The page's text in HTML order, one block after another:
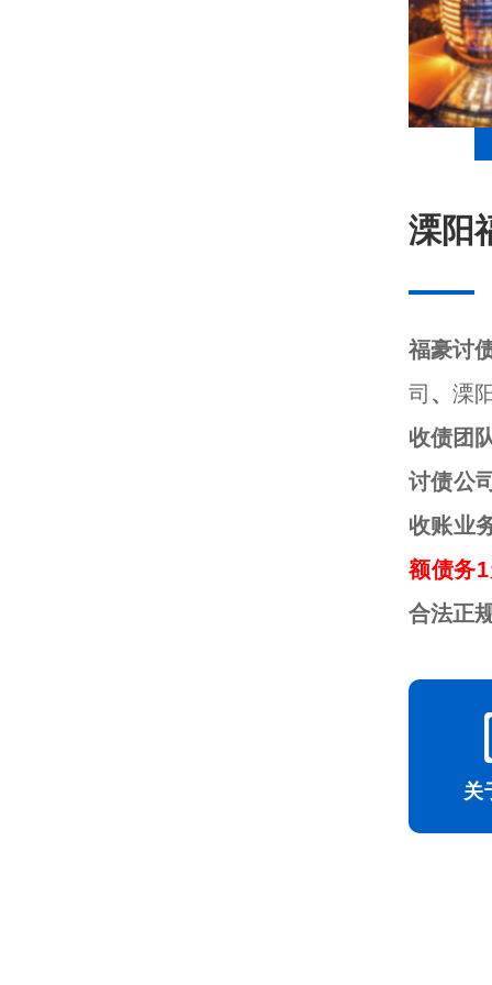
溧阳
福豪讨
司 、 溧
收债团
讨债公
收账业
额债务
合法正
关